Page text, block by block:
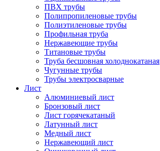
ПВХ трубы
Полипропиленовые трубы
Полиэтиленовые трубы
Профильная труба
Нержавеющие трубы
Титановые трубы
Труба бесшовная холоднокатаная
Чугунные трубы
Трубы электросварные
Лист
Алюминиевый лист
Бронзовый лист
Лист горячекатаный
Латунный лист
Медный лист
Нержавеющий лист